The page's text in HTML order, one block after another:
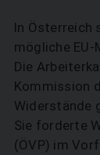
In Österreich
mögliche
Die
Kommission
Widerstände
Sie forderte
(ÖVP) im